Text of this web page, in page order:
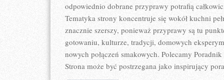
odpowiednio dobrane przyprawy potrafią
Tematyka strony koncentruje się wokół kuchni
znacznie szerszy, ponieważ przyprawy są tu
gotowaniu, kulturze, tradycji, domowych
nowych połączeń smakowych. Polecamy
Strona może być postrzegana jako inspirujący